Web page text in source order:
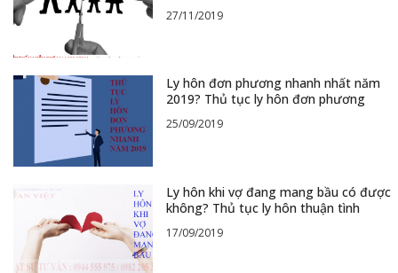
27/11/2019
Ly hôn đơn phương nhanh nhất năm
2019? Thủ tục ly hôn đơn phương
25/09/2019
Ly hôn khi vợ đang mang bầu có được
không? Thủ tục ly hôn thuận tình
17/09/2019